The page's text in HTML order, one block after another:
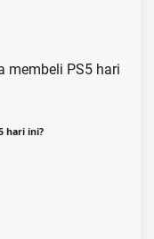
hari ini?